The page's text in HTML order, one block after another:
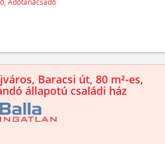
Adótanácsadó
Baracsi út, 80 m²-es,
állapotú családi ház